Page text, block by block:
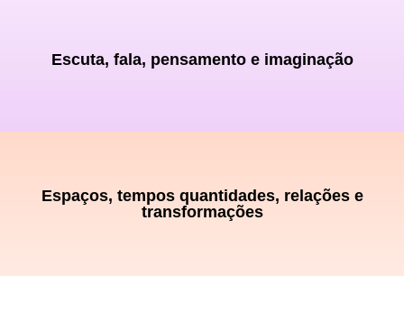
Escuta, fala, pensamento e imaginação
Espaços, temposquantidades, relaçõese
transformações